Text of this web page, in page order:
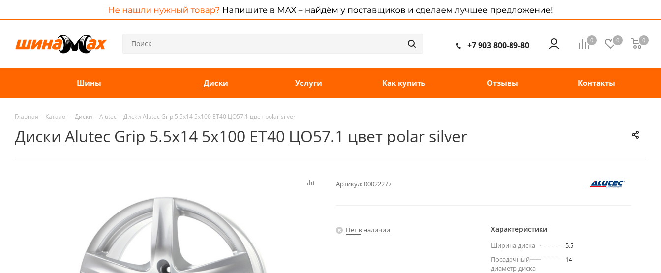
0 0 0
+7 903 800-89-80
Шины Диски Услуги Как купить Отзывы Контакты
Главная - Каталог - Диски - Alutec - Диски Alutec Grip 5.5x14 5x100 ET40 ЦО57.1 цвет polar silver
Диски Alutec Grip 5.5x14 5x100 ET40 ЦО57.1 цвет polar silver
Артикул:00022277
Нет в наличии Характеристики
Ширина диска
5.5
Посадочный
диаметр диска
14